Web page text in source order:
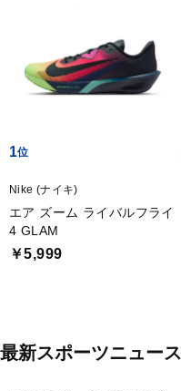
1
Nike (ナイキ)
エア ズーム ライバルフライ
4 GLAM
￥5,999
最新スポーツニュース